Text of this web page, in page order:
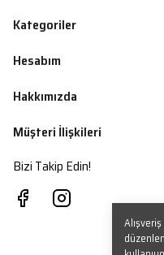
Kategoriler
Hesabım
Hakkımızda
Müşteri İlişkileri
Bizi Takip Edin!